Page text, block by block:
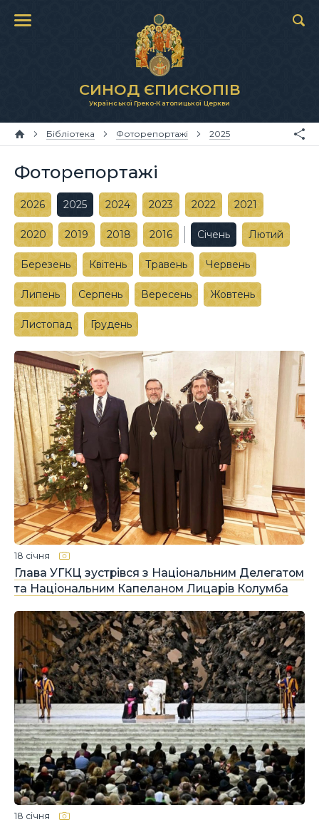
СИНОД ЄПИСКОПІВ
Української Греко-Католицької Церкви
Бібліотека Фоторепортажі 2025
Фоторепортажі
2026 2025 2024 2023 2022 2021
2020 2019 2018 2016 Січень Лютий
Березень Квітень Травень Червень
Липень Серпень Вересень Жовтень
Листопад Грудень
Глава УГКЦ зустрівся з Національним Делегатом
та Національним Капеланом Лицарів Колумба
18 січня
18 січня